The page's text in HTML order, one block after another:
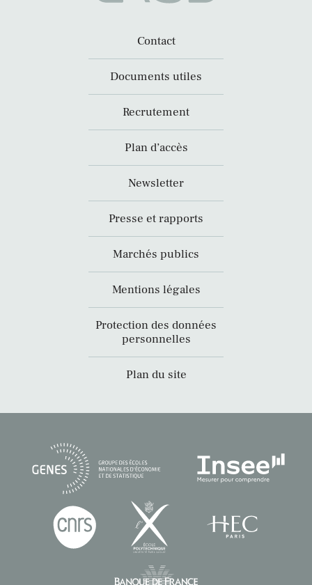
Contact
Documents utiles
Recrutement
Plan d’accès
Newsletter
Presse et rapports
Marchés publics
Mentions légales
Protection des données
personnelles
Plan du site